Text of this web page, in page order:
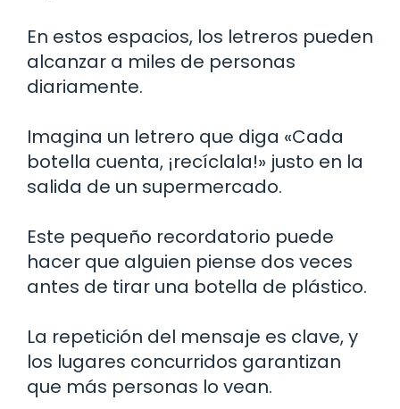
En estos espacios, los letreros pueden
alcanzar a miles de personas
diariamente.
Imagina un letrero que diga «Cada
botella cuenta, ¡recíclala!» justo en la
salida de un supermercado.
Este pequeño recordatorio puede
hacer que alguien piense dos veces
antes de tirar una botella de plástico.
La repetición del mensaje es clave, y
los lugares concurridos garantizan
que más personas lo vean.